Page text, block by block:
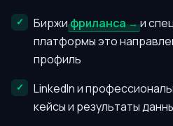
Биржифриланса
и
платформы это
профиль
LinkedIn и
кейсы и результаты